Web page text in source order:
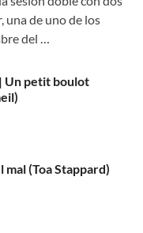
una de uno de los
del …
Un petit boulot
mal (Toa Stappard)